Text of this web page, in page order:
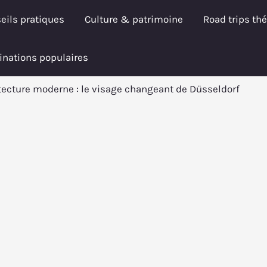
pratiques Culture & patrimoine Road trips
populaires
moderne : le visage changeant de Düsseldorf